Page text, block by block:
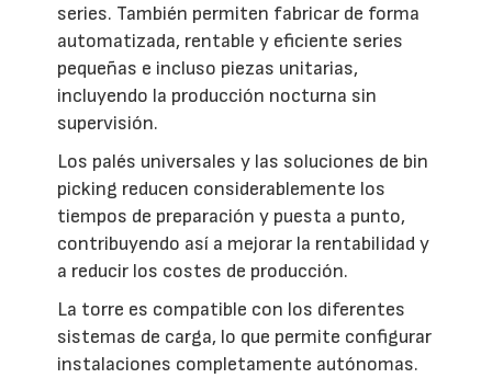
series. También permiten fabricar de forma
automatizada, rentable y eficiente series
pequeñas e incluso piezas unitarias,
incluyendo la producción nocturna sin
supervisión.
Los palés universales y las soluciones de bin
picking reducen considerablemente los
tiempos de preparación y puesta a punto,
contribuyendo así a mejorar la rentabilidad y
a reducir los costes de producción.
La torre es compatible con los diferentes
sistemas de carga, lo que permite configurar
instalaciones completamente autónomas.